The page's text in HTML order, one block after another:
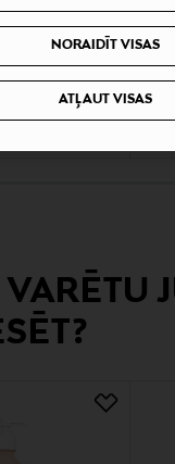
NORAIDĪT VISAS
ATĻAUT VISAS
PROVENCE
495 ml